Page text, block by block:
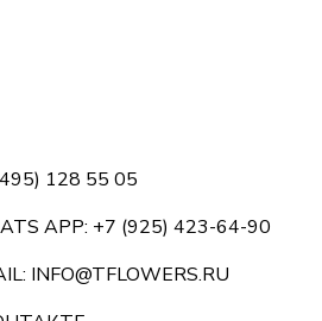
128 55 05
APP: +7 (925) 423-64-90
INFO@TFLOWERS.RU